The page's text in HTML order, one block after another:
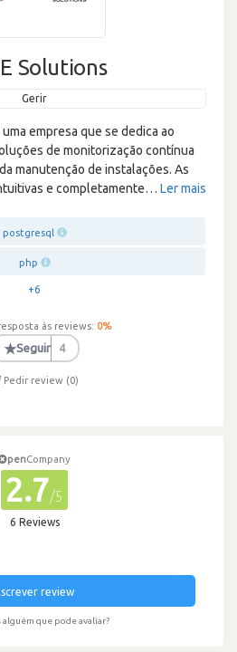
Solutions
Gerir
empresa que se dedica ao
de monitorização contínua
manutenção de instalações. As
e completamente… Ler mais
postgresql
php
+6
às reviews: 0%
★Seguir 4
Pedir review (0)
penCompany
2.7/5
6 Reviews
review
alguém que pode avaliar?